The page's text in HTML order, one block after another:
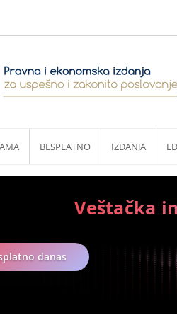
BESPLATNO IZDANJA
Veštačka
danas